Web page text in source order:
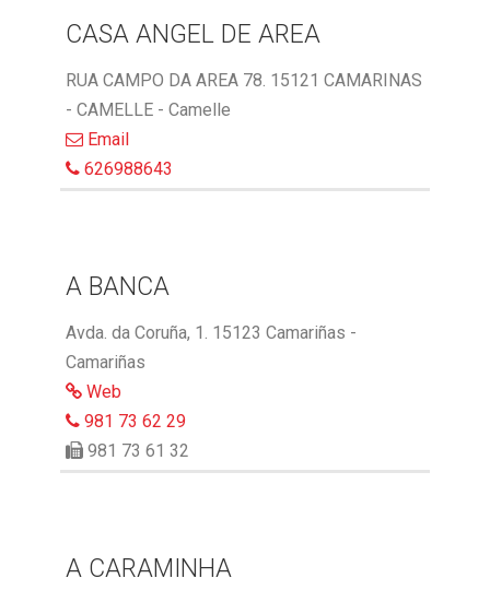
CASA ANGEL DE AREA
RUA CAMPO DA AREA 78. 15121 CAMARINAS
- CAMELLE - Camelle
Email
626988643
A BANCA
Avda. da Coruña, 1. 15123 Camariñas -
Camariñas
Web
981 73 62 29
981 73 61 32
A CARAMINHA